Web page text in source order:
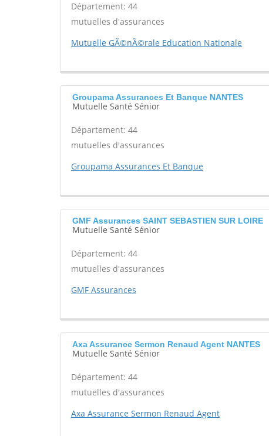
Département: 44
mutuelles d'assurances
Mutuelle GÃ©nÃ©rale Education Nationale
Groupama Assurances Et Banque NANTES
Mutuelle Santé Sénior
Département: 44
mutuelles d'assurances
Groupama Assurances Et Banque
GMF Assurances SAINT SEBASTIEN SUR LOIRE
Mutuelle Santé Sénior
Département: 44
mutuelles d'assurances
GMF Assurances
Axa Assurance Sermon Renaud Agent NANTES
Mutuelle Santé Sénior
Département: 44
mutuelles d'assurances
Axa Assurance Sermon Renaud Agent